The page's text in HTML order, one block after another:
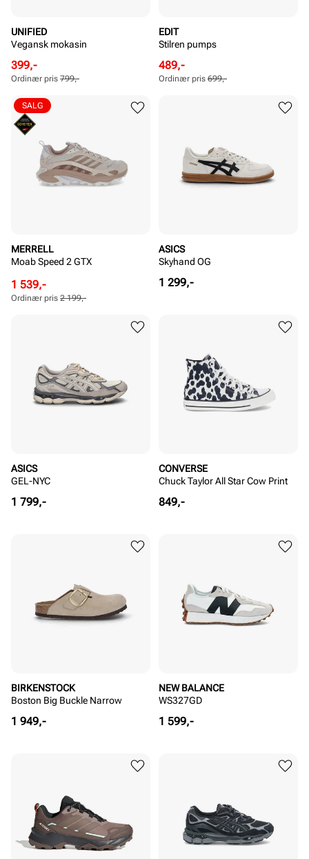
UNIFIED
Vegansk mokasin
Rabattert
pris
Pris
399,-
Ordinær
pris
Pris
Ordinær pris 799,-
EDIT
Stilren pumps
Rabattert
pris
489,-
Ordinær
pris
Ordinær pris 699,-
MERRELL
Moab Speed 2 GTX
Rabattert
pris
1 539,-
Ordinær
pris
Ordinær pris 2 199,-
SALG
ASICS
Skyhand OG
Pris
1 299,-
ASICS
GEL-NYC
Pris
1 799,-
CONVERSE
Chuck Taylor All Star Cow Print
Pris
849,-
BIRKENSTOCK
Boston Big Buckle Narrow
Pris
1 949,-
NEW BALANCE
WS327GD
Pris
1 599,-